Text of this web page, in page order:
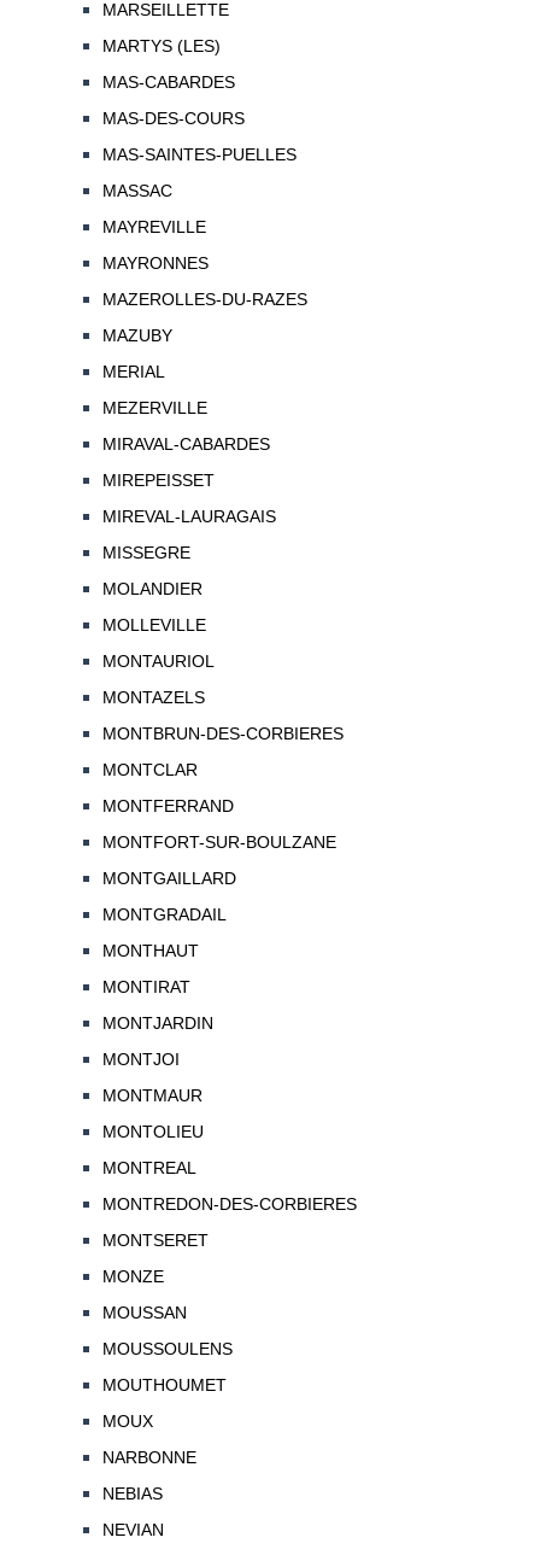
MARSEILLETTE
MARTYS (LES)
MAS-CABARDES
MAS-DES-COURS
MAS-SAINTES-PUELLES
MASSAC
MAYREVILLE
MAYRONNES
MAZEROLLES-DU-RAZES
MAZUBY
MERIAL
MEZERVILLE
MIRAVAL-CABARDES
MIREPEISSET
MIREVAL-LAURAGAIS
MISSEGRE
MOLANDIER
MOLLEVILLE
MONTAURIOL
MONTAZELS
MONTBRUN-DES-CORBIERES
MONTCLAR
MONTFERRAND
MONTFORT-SUR-BOULZANE
MONTGAILLARD
MONTGRADAIL
MONTHAUT
MONTIRAT
MONTJARDIN
MONTJOI
MONTMAUR
MONTOLIEU
MONTREAL
MONTREDON-DES-CORBIERES
MONTSERET
MONZE
MOUSSAN
MOUSSOULENS
MOUTHOUMET
MOUX
NARBONNE
NEBIAS
NEVIAN